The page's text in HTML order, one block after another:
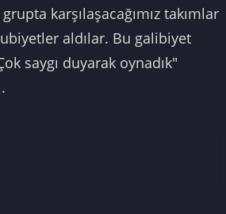
karşılaşacağımız takımlar
aldılar. Bu galibiyet
saygı duyarak oynadık"